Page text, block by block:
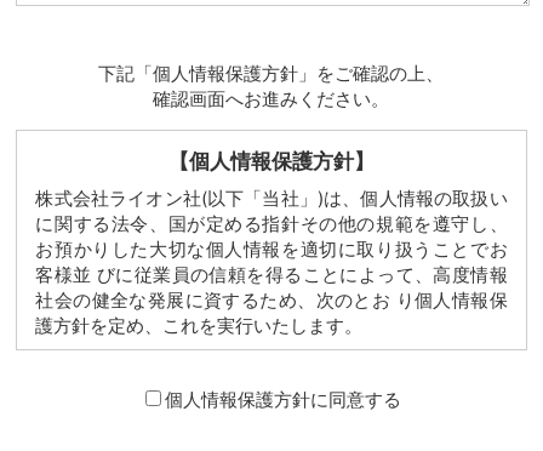
下記「個人情報保護方針」をご確認の上、
確認画面へお進みください。
【個人情報保護方針】
株式会社ライオン社(以下「当社」)は、個人情報の取扱い
に関する法令、国が定める指針その他の規範を遵守し、
お預かりした大切な個人情報を適切に取り扱うことでお
客様並 びに従業員の信頼を得ることによって、高度情報
社会の健全な発展に資するため、次のとお り個人情報保
護方針を定め、これを実行いたします。
か、お取引先企業の総務部門、市販の出版物の購入等
によって間接的に個人情報を取得いたします。
個人情報保護方針に同意する